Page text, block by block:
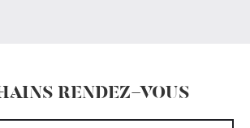
RENDEZ-VOUS